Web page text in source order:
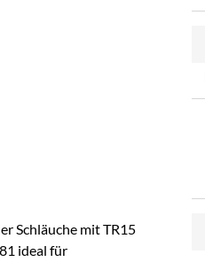
Schläuche mit TR15
ideal für